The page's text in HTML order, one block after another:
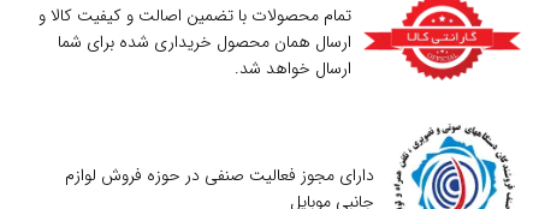
تمام محصولات با تضمین اصالت و کیفیت کالا و
ارسال همان محصول خریداری شده برای شما
ارسال خواهد شد.
دارای مجوز فعالیت صنفی در حوزه فروش لوازم
جانبی موبایل